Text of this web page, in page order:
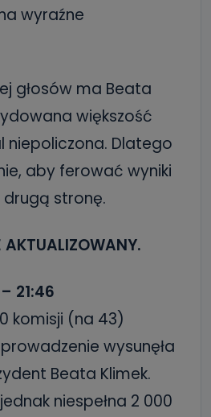
wyraźne
głosów ma Beata
większość
niepoliczona. Dlatego
aby ferować wyniki
stronę.
AKTUALIZOWANY.
21:46
komisji (na 43)
wysunęła
Beata Klimek.
niespełna 2 000